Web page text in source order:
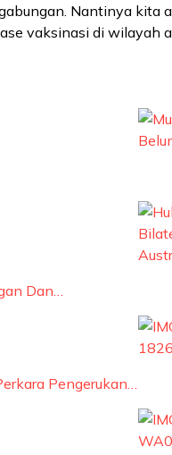
Nantinya kita
vaksinasi di wilayah
Dan…
Pengerukan…